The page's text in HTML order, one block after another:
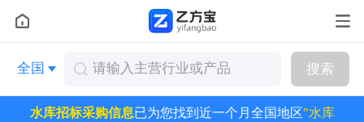
全国 搜索
水库招标采购信息已为您找到近一个月全国地区"水库